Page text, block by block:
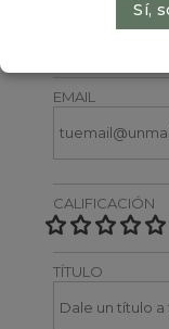
EMAIL
CALIFICACIÓN
TÍTULO